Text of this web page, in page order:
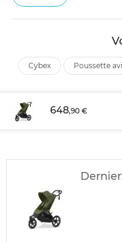
cybex poussette
648,90 €